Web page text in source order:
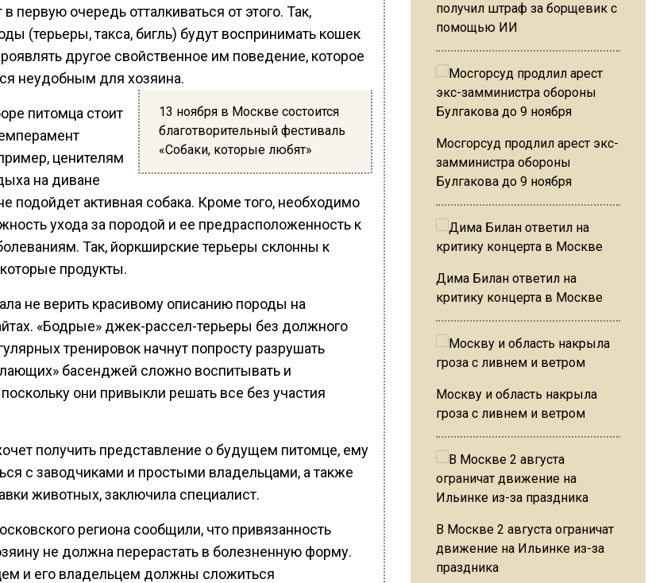
первую очередь отталкиваться от этого. Так,
(терьеры, такса, бигль) будут воспринимать кошек
другое свойственное им поведение, которое
неудобным для хозяина.
13 ноября в Москве состоится
благотворительный фестиваль
«Собаки, которые любят»
питомца стоит
ценителям
на диване
подойдет активная собака. Кроме того, необходимо
ухода за породой и ее предрасположенность к
Так, йоркширские терьеры склонны к
продукты.
не верить красивому описанию породы на
«Бодрые» джек-рассел-терьеры без должного
тренировок начнут попросту разрушать
басенджей сложно воспитывать и
они привыкли решать все без участия
получить представление о будущем питомце, ему
с заводчиками и простыми владельцами, а также
животных, заключила специалист.
региона сообщили, что привязанность
не должна перерастать в болезненную форму.
и его владельцем должны сложиться
получил штраф за борщевик с
помощью ИИ
Мосгорсуд продлил арест экс-
замминистра обороны
Булгакова до 9 ноября
Дима Билан ответил на
критику концерта в Москве
Москву и область накрыла
гроза с ливнем и ветром
В Москве 2 августа ограничат
движение на Ильинке из-за
праздника